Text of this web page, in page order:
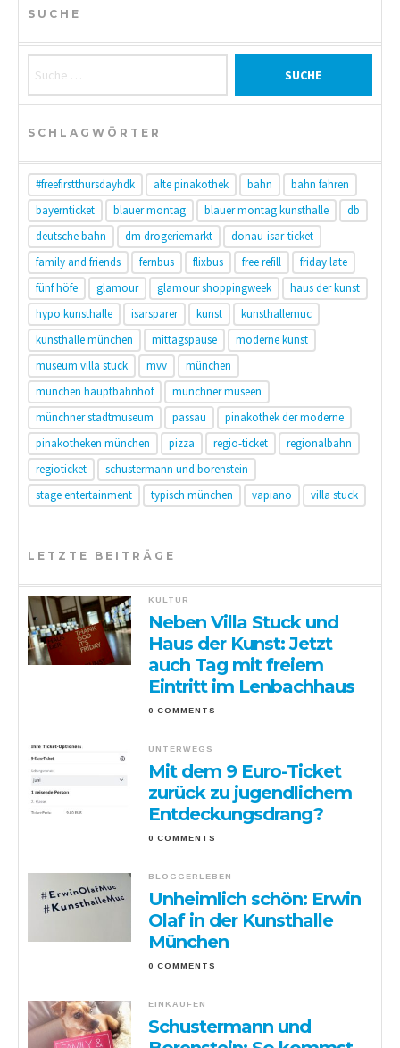
SUCHE
SCHLAGWÖRTER
#freefirstthursdayhdk alte pinakothek bahn
bahn fahren
bayernticket
blauer montag blauer montag kunsthalle
db
deutsche bahn
dm drogeriemarkt
donau-isar-ticket
family and friends
fernbus flixbus free refill
friday late
fünf höfe
glamour glamour shoppingweek
haus der kunst
hypo kunsthalle
isarsparer kunst
kunsthallemuc
kunsthalle münchen
mittagspause
moderne kunst
museum villa stuck
mvv
münchen
münchen hauptbahnhof
münchner museen
münchner stadtmuseum
passau
pinakothek der moderne
pinakotheken münchen
pizza regio-ticket
regionalbahn
regioticket
schustermann und borenstein
stage entertainment
typisch münchen vapiano villa stuck
LETZTE BEITRÄGE
KULTUR
Neben Villa Stuck und
Haus der Kunst: Jetzt
auch Tag mit freiem
Eintritt im Lenbachhaus
0 COMMENTS
UNTERWEGS
Mit dem 9 Euro-Ticket
zurück zu jugendlichem
Entdeckungsdrang?
0 COMMENTS
BLOGGERLEBEN
Unheimlich schön: Erwin
Olaf in der Kunsthalle
München
0 COMMENTS
EINKAUFEN
Schustermann und